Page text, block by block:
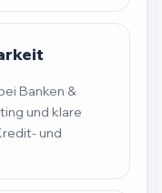
Banken &
und klare
und